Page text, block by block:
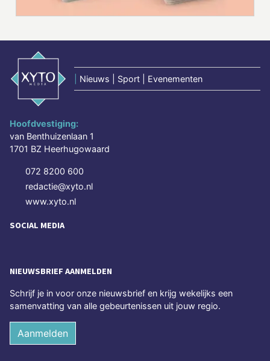
Nieuws | Sport | Evenementen
Hoofdvestiging:
van Benthuizenlaan 1
1701 BZ Heerhugowaard
072 8200 600
redactie@xyto.nl
www.xyto.nl
SOCIAL MEDIA
NIEUWSBRIEF AANMELDEN
Schrijf je in voor onze nieuwsbrief en krijg wekelijks een
samenvatting van alle gebeurtenissen uit jouw regio.
Aanmelden